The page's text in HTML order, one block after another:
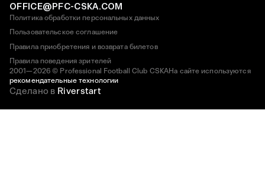
2001—2026 © Professional Football Club CSKAНа сайте используются
рекомендательные технологии
OFFICE@PFC-CSKA.COM
Политика обработки персональных данных
Пользовательское соглашение
Правила приобретения и возврата билетов
Правила поведения зрителей
Сделано в Riverstart